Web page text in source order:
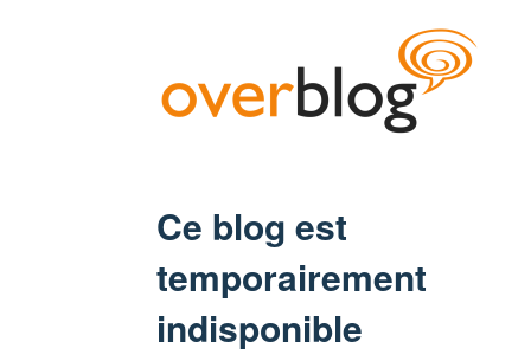
Ce blog est
temporairement
indisponible